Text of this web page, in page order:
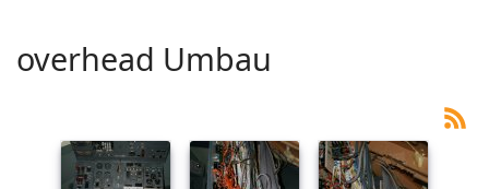
overhead Umbau